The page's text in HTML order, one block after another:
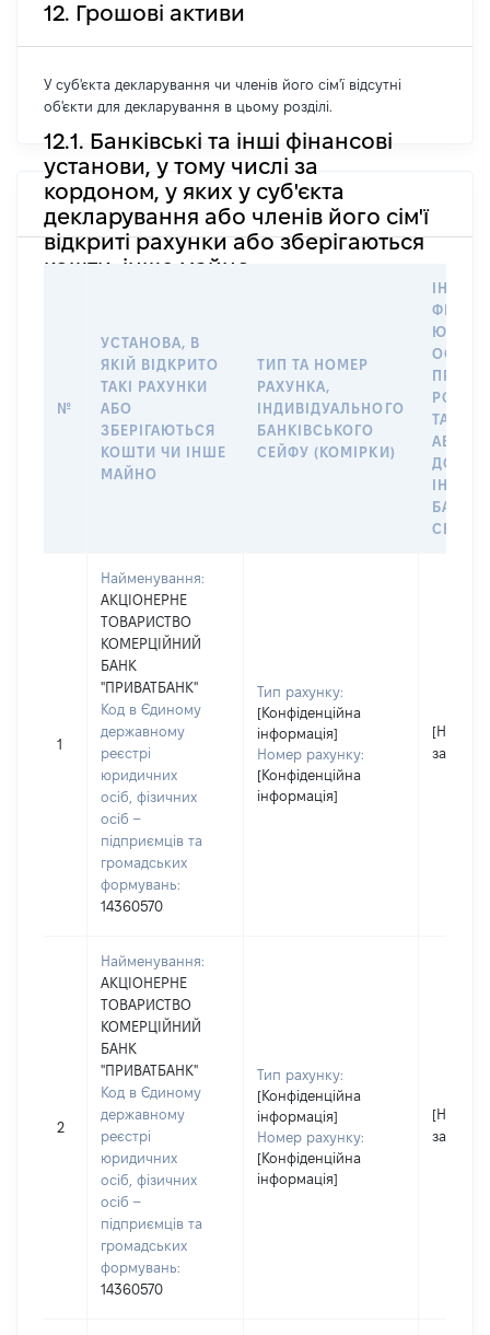
12. Грошові активи
У суб'єкта декларування чи членів його сім'ї відсутні
об'єкти для декларування в цьому розділі.
12.1. Банківські та інші фінансові
установи, у тому числі за
кордоном, у яких у суб'єкта
декларування або членів його сім'ї
відкриті рахунки або зберігаються
кошти, інше майно
№
УСТАНОВА, В
ЯКІЙ ВІДКРИТО
ТАКІ РАХУНКИ
АБО
ЗБЕРІГАЮТЬСЯ
КОШТИ ЧИ ІНШЕ
МАЙНО
ТИП ТА НОМЕР
РАХУНКА,
ІНДИВІДУАЛЬНОГО
БАНКІВСЬКОГО
СЕЙФУ (КОМІРКИ)
ПРАВО
ТАКИМ
АБО
ДО
СЕЙФУ
1
Найменування:
АКЦІОНЕРНЕ
ТОВАРИСТВО
КОМЕРЦІЙНИЙ
БАНК
"ПРИВАТБАНК"
Код в Єдиному
державному
реєстрі
юридичних
осіб, фізичних
осіб –
підприємців та
громадських
формувань:
14360570
Тип рахунку:
[Конфіденційна
інформація]
Номер рахунку:
[Конфіденційна
інформація]
[Не
2
Найменування:
АКЦІОНЕРНЕ
ТОВАРИСТВО
КОМЕРЦІЙНИЙ
БАНК
"ПРИВАТБАНК"
Код в Єдиному
державному
реєстрі
юридичних
осіб, фізичних
осіб –
підприємців та
громадських
формувань:
14360570
Тип рахунку:
[Конфіденційна
інформація]
Номер рахунку:
[Конфіденційна
інформація]
[Не